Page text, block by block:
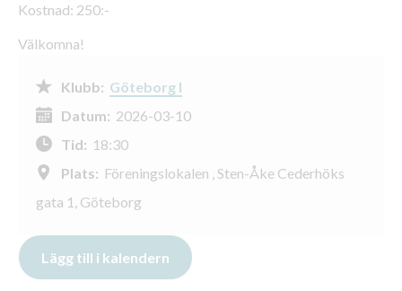
Kostnad: 250:-
Välkomna!
Klubb: Göteborg I
Datum: 2026-03-10
Tid: 18:30
Plats: Föreningslokalen , Sten-Åke Cederhöks
gata 1, Göteborg